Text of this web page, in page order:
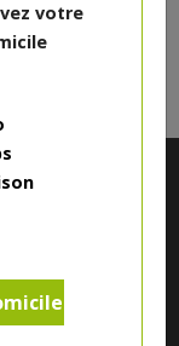
votre
...